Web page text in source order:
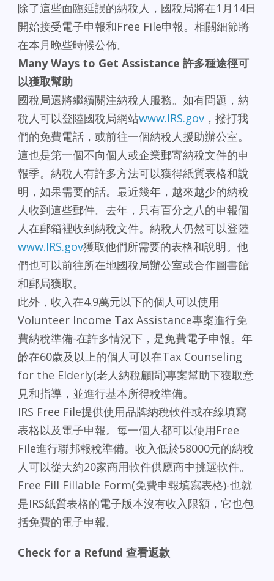
除了這些面臨延誤的納稅人，國稅局將在1月14日
開始接受電子申報和Free File申報。相關細節將
在本月晚些時候公佈。
Many Ways to Get Assistance 許多種途徑可
以獲取幫助
國稅局還將繼續關注納稅人服務。如有問題，納
稅人可以登陸國稅局網站www.IRS.gov ，撥打我
們的免費電話，或前往一個納稅人援助辦公室。
這也是第一個不向個人或企業郵寄納稅文件的申
報季。納稅人有許多方法可以獲得紙質表格和說
明，如果需要的話。最近幾年，越來越少的納稅
人收到這些郵件。去年，只有百分之八的申報個
人在郵箱裡收到納稅文件。納稅人仍然可以登陸
www.IRS.gov獲取他們所需要的表格和說明。他
們也可以前往所在地國稅局辦公室或合作圖書館
和郵局獲取。
此外，收入在4.9萬元以下的個人可以使用
Volunteer Income Tax Assistance專案進行免
費納稅準備-在許多情況下，是免費電子申報。年
齡在60歲及以上的個人可以在Tax Counseling
for the Elderly(老人納稅顧問)專案幫助下獲取意
見和指導，並進行基本所得稅準備。
IRS Free File提供使用品牌納稅軟件或在線填寫
表格以及電子申報。每一個人都可以使用Free
File進行聯邦報稅準備。收入低於58000元的納稅
人可以從大約20家商用軟件供應商中挑選軟件。
Free Fill Fillable Form(免費申報填寫表格)-也就
是IRS紙質表格的電子版本沒有收入限額，它也包
括免費的電子申報。
Check for a Refund 查看返款